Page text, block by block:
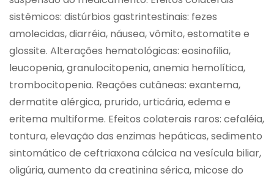
sistêmicos: distúrbios gastrintestinais: fezes
amolecidas, diarréia, náusea, vômito, estomatite e
glossite. Alterações hematológicas: eosinofilia,
leucopenia, granulocitopenia, anemia hemolítica,
trombocitopenia. Reações cutâneas: exantema,
dermatite alérgica, prurido, urticária, edema e
eritema multiforme. Efeitos colaterais raros: cefaléia,
tontura, elevação das enzimas hepáticas, sedimento
sintomático de ceftriaxona cálcica na vesícula biliar,
oligúria, aumento da creatinina sérica, micose do